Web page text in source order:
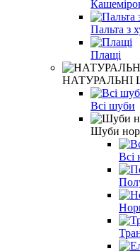
Пальта з
Плащі
НАТУРАЛЬНІ
Всі шуби
Шуби
Всі